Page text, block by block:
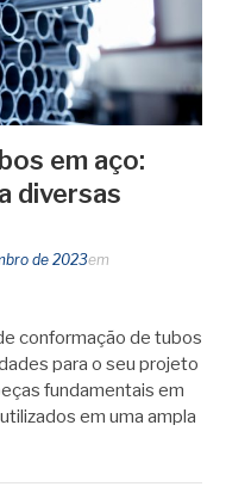
em aço:
diversas
de 2023em
conformação de tubos
para o seu projeto
fundamentais em
em uma ampla